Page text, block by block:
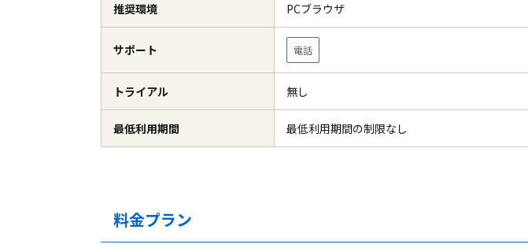
推奨環境 PCブラウザ
サポート 電話
トライアル 無し
最低利用期間 最低利用期間の制限なし
料金プラン